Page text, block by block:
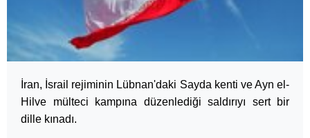
İran, İsrail rejiminin Lübnan'daki Sayda kenti ve Ayn el-
Hilve mülteci kampına düzenlediği saldırıyı sert bir
dille kınadı.